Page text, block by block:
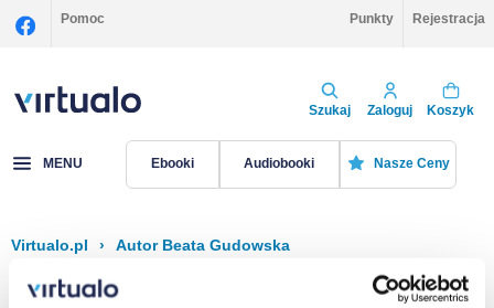
Pomoc Punkty Rejestracja
Szukaj Zaloguj Koszyk
MENU Ebooki Audiobooki Nasze Ceny
Virtualo.pl › Autor Beata Gudowska
Filtruj Sortuj